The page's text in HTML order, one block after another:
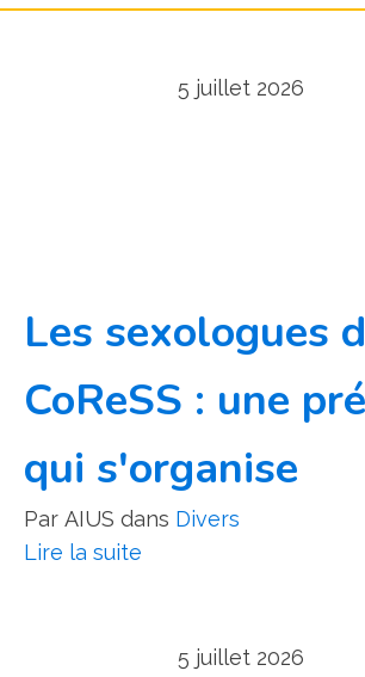
5 juillet 2026
Les sexologues
CoReSS : une
qui s'organise
Par AIUS dans Divers
Lire la suite
5 juillet 2026